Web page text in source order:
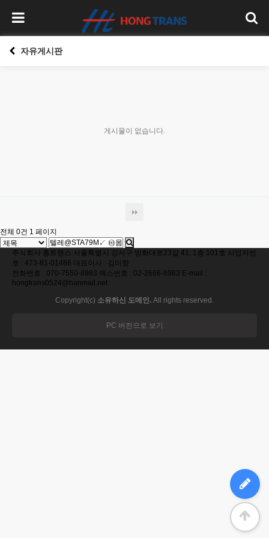
자유게시판
게시물이 없습니다.
전체 0건 1 페이지
주식회사 홍트랜스 서울특별시 강서구 방화대로23길 41, 1층 101호 사업자번
호 : 473-81-01486 대표이사 : 김미향
전화번호 : 070-7550-8983 팩스번호 : 02-2666-8983 E-mail :
hongtrans0524@hanmail.net
Copyright(c) 소유하신 도메인. All rights reserved.
PC 버전으로 보기